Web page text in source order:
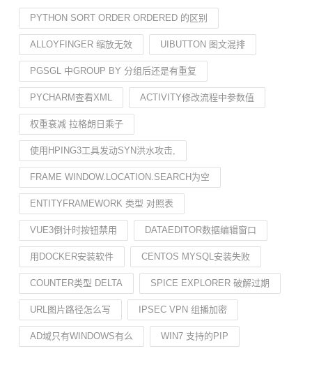
PYTHON SORT ORDER ORDERED 的区别
ALLOYFINGER 缩放无效 UIBUTTON 图文混排
PGSGL 中GROUP BY 分组后还是有重复
PYCHARM查看XML ACTIVITY修改流程中参数值
权重衰减 拉格朗日乘子
使用HPING3工具发动SYN洪水攻击,
FRAME WINDOW.LOCATION.SEARCH为空
ENTITYFRAMEWORK 类型 对照表
VUE3倒计时按钮禁用 DATAEDITOR数据编辑窗口
用DOCKER安装软件 CENTOS MYSQL安装失败
COUNTER类型 DELTA SPICE EXPLORER 破解过期
URL图片路径怎么写 IPSEC VPN 组播加密
AD域只有WINDOWS有么 WIN7 支持的PIP